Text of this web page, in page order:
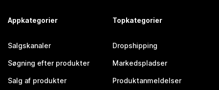
Appkategorier
Salgskanaler
Søgning efter produkter
Salg af produkter
Topkategorier
Dropshipping
Markedspladser
Produktanmeldelser